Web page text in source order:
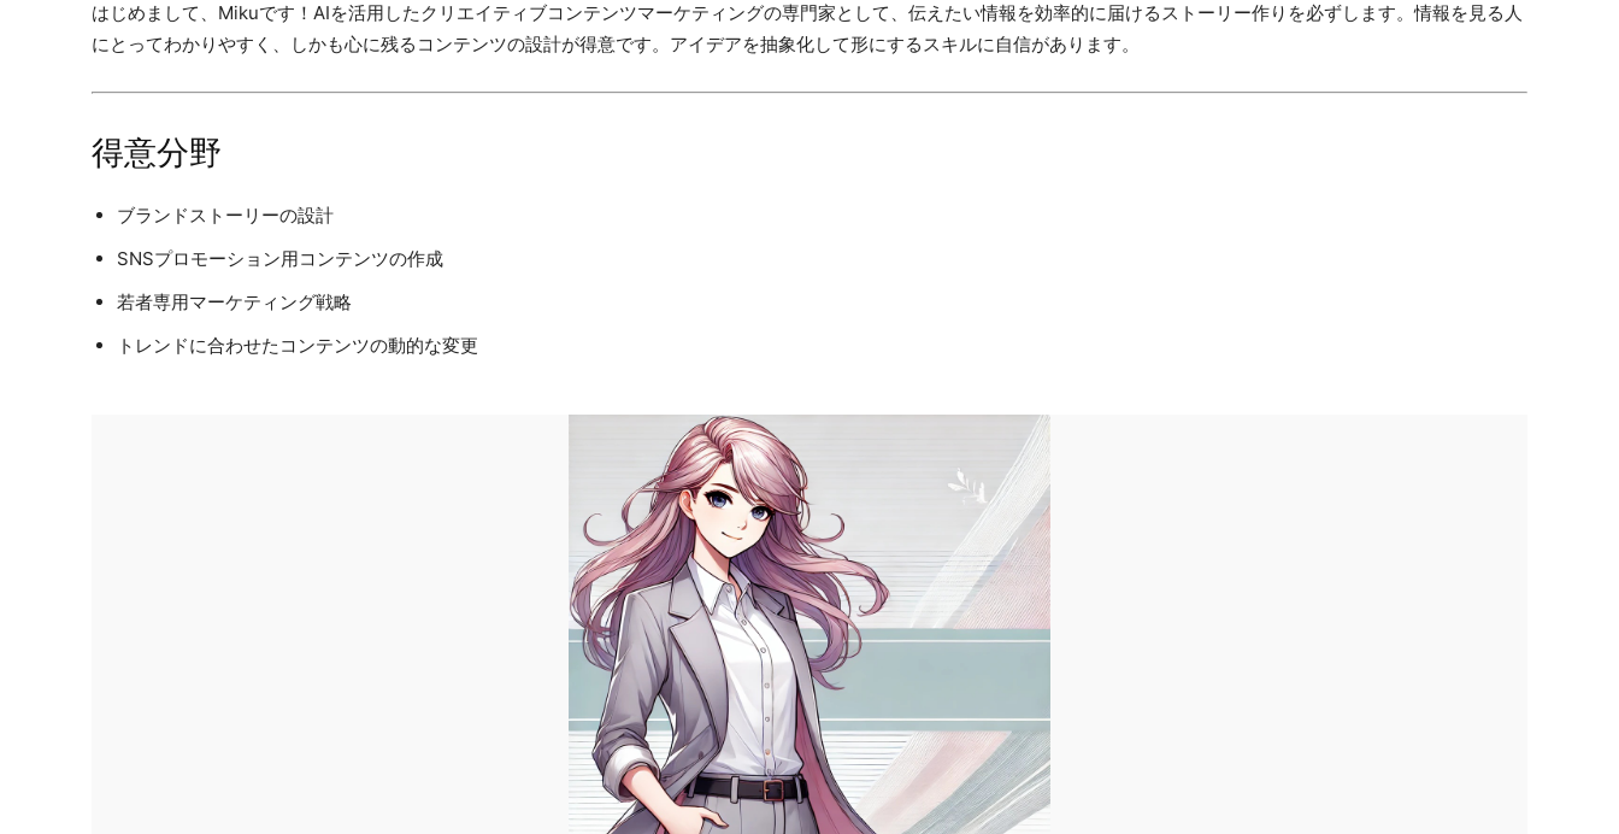
はじめまして、Mikuです！AIを活用したクリエイティブコンテンツマーケティングの専門家として、伝えたい情報を効率的に届けるストーリー作りを必ずします。情報を見る人
にとってわかりやすく、しかも心に残るコンテンツの設計が得意です。アイデアを抽象化して形にするスキルに自信があります。
得意分野
ブランドストーリーの設計
SNSプロモーション用コンテンツの作成
若者専用マーケティング戦略
トレンドに合わせたコンテンツの動的な変更